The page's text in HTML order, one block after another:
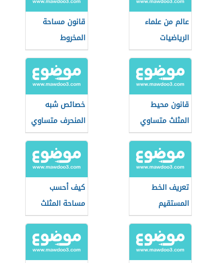
عالم من علماء
الرياضيات
قانون مساحة
المخروط
قانون محيط
المثلث متساوي
الساقين
خصائص شبه
المنحرف متساوي
الساقين
تعريف الخط
المستقيم
كيف أحسب
مساحة المثلث